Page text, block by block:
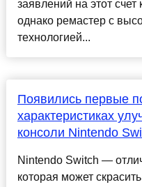
заявлений на этот
однако ремастер с
технологией...
Появились первые
характеристиках
консоли Nintendo
Nintendo Switch —
которая может